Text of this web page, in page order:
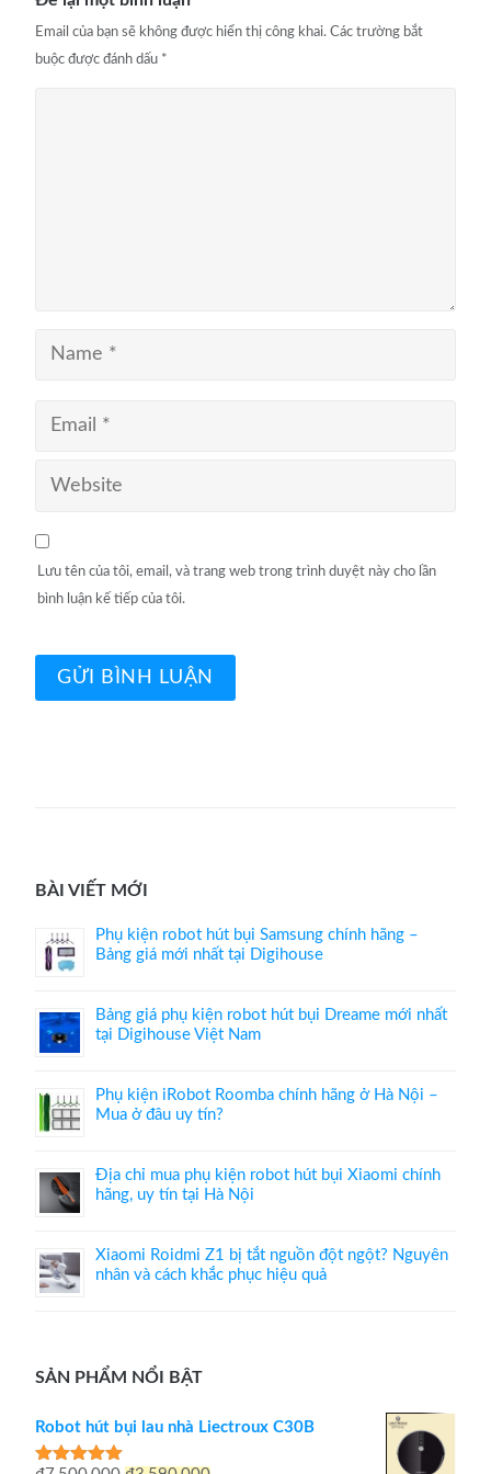
Email của bạn sẽ không được hiển thị công khai. Các trường bắt
buộc được đánh dấu *
Lưu tên của tôi, email, và trang web trong trình duyệt này cho lần
bình luận kế tiếp của tôi.
BÀI VIẾT MỚI
Phụ kiện robot hút bụi Samsung chính hãng –
Bảng giá mới nhất tại Digihouse
Bảng giá phụ kiện robot hút bụi Dreame mới nhất
tại Digihouse Việt Nam
Phụ kiện iRobot Roomba chính hãng ở Hà Nội –
Mua ở đâu uy tín?
Địa chỉ mua phụ kiện robot hút bụi Xiaomi chính
hãng, uy tín tại Hà Nội
Xiaomi Roidmi Z1 bị tắt nguồn đột ngột? Nguyên
nhân và cách khắc phục hiệu quả
SẢN PHẨM NỔI BẬT
Robot hút bụi lau nhà Liectroux C30B